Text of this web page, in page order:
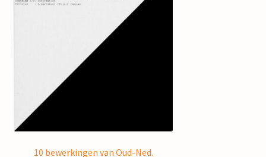
10 bewerkingen van Oud-Ned.